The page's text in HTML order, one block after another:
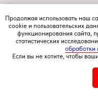
Продолжая использовать наш
cookie и пользовательских
функционирования сайта,
статистических
обработки
Если вы не хотите, чтобы